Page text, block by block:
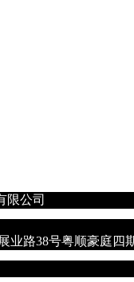
软件设计有
业路38号粤顺豪庭四